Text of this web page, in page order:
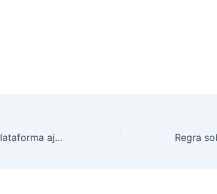
Gasto Brasil: nova plataforma ajuda empresários e cidadãos a fiscalizar uso do dinheiro público